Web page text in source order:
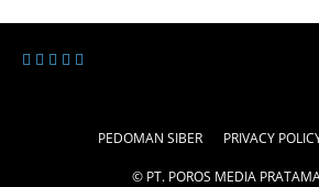
PEDOMAN SIBER PRIVACY
© PT. POROS MEDIA